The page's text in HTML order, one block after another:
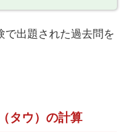
で出題された過去問を
タウ）の計算